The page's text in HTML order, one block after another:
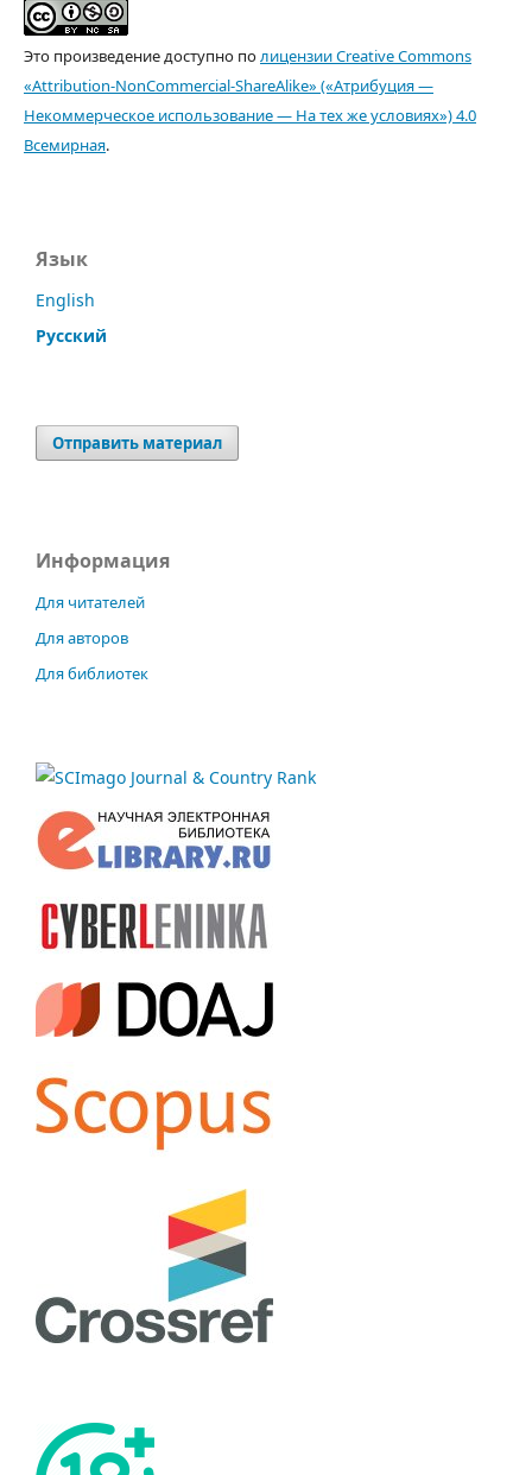
Это произведение доступно полицензии Creative Commons
«Attribution-NonCommercial-ShareAlike» («Атрибуция —
Некоммерческое использование — На тех же условиях») 4.0
Всемирная.
Язык
English
Русский
Отправить материал
Информация
Для читателей
Для авторов
Для библиотек